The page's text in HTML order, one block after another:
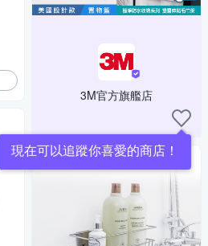
3M官方旗艦店
現在可以追蹤你喜愛的商店！